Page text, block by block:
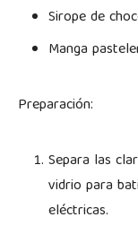
Sirope de
Manga
Preparación:
Separa las
vidrio para
eléctricas.